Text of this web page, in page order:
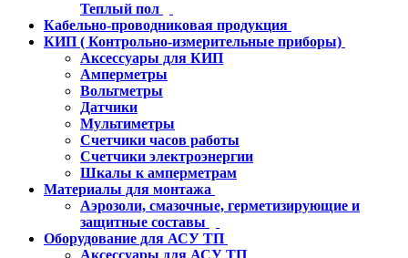
Теплый пол
Кабельно-проводниковая продукция
КИП ( Контрольно-измерительные приборы)
Аксессуары для КИП
Амперметры
Вольтметры
Датчики
Мультиметры
Счетчики часов работы
Счетчики электроэнергии
Шкалы к амперметрам
Материалы для монтажа
Аэрозоли, смазочные, герметизирующие и
защитные составы
Оборудование для АСУ ТП
Аксессуары для АСУ ТП